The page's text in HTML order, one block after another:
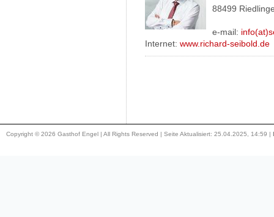
88499
e-mail:
Internet: www.richard-seibold.de
Copyright © 2026 Gasthof Engel | All Rights Reserved | Seite Aktualisiert: 25.04.2025, 14:59 |